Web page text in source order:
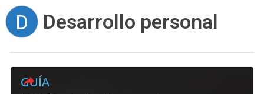
D Desarrollo personal
GUÍA